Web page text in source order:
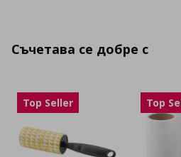
Съчетава се добре с
Top Seller Top